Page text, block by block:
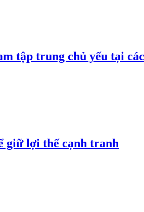
tập trung chủ yếu tại
giữ lợi thế cạnh tranh